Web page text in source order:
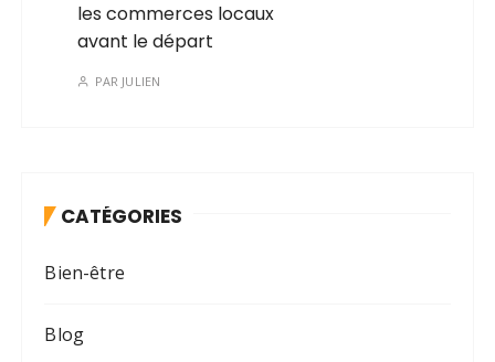
les commerces locaux
avant le départ
PAR JULIEN
CATÉGORIES
Bien-être
Blog